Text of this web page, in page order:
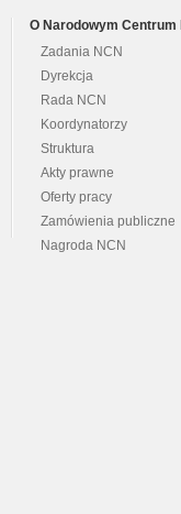
O Narodowym Centrum
Zadania NCN
Dyrekcja
Rada NCN
Koordynatorzy
Struktura
Akty prawne
Oferty pracy
Zamówienia publiczne
Nagroda NCN